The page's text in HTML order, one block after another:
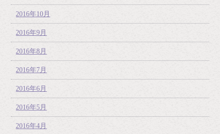
2016年10月
2016年9月
2016年8月
2016年7月
2016年6月
2016年5月
2016年4月